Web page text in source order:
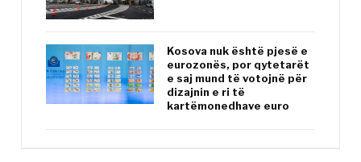
Kosova nuk është pjesë e
eurozonës, por qytetarët
e saj mund të votojnë për
dizajnin e ri të
kartëmonedhave euro